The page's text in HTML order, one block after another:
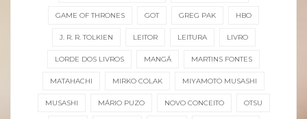
GAME OF THRONES GOT GREG PAK HBO
J. R. R. TOLKIEN LEITOR LEITURA LIVRO
LORDE DOS LIVROS MANGÁ MARTINS FONTES
MATAHACHI MIRKO COLAK MIYAMOTO MUSASHI
MUSASHI MÁRIO PUZO NOVO CONCEITO OTSU